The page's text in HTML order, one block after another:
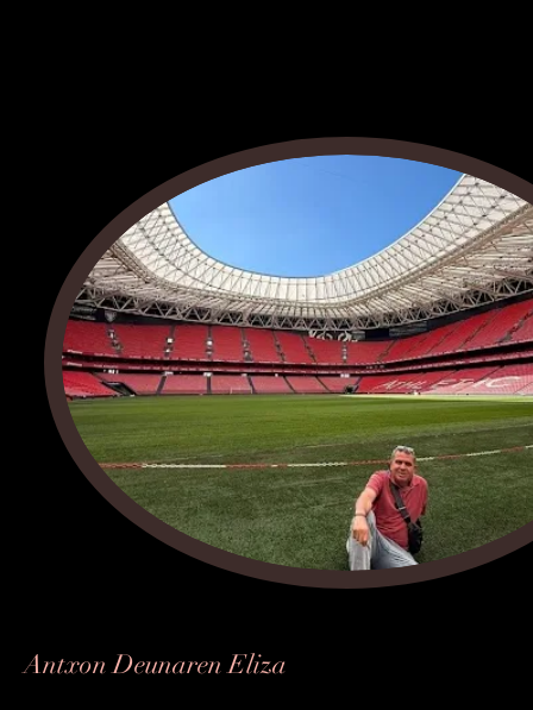
Antxon Deunaren Eliza